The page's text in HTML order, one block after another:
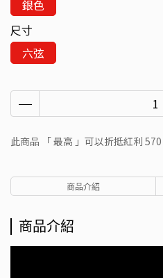
銀色
尺寸
六弦
此商品 「 最高 」可以折抵紅利 570
商品介紹
商品介紹